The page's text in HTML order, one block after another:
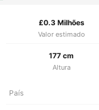
£0.3 Milhões
Valor estimado
177 cm
Altura
País